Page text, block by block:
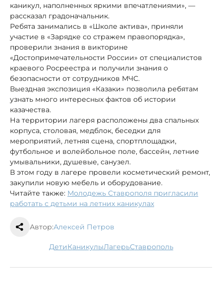
каникул, наполненных яркими впечатлениями», —
рассказал градоначальник.
Ребята занимались в «Школе актива», приняли
участие в «Зарядке со стражем правопорядка»,
проверили знания в викторине
«Достопримечательности России» от специалистов
краевого Росреестра и получили знания о
безопасности от сотрудников МЧС.
Выездная экспозиция «Казаки» позволила ребятам
узнать много интересных фактов об истории
казачества.
На территории лагеря расположены два спальных
корпуса, столовая, медблок, беседки для
мероприятий, летняя сцена, спортплощадки,
футбольное и волейбольное поле, бассейн, летние
умывальники, душевые, санузел.
В этом году в лагере провели косметический ремонт,
закупили новую мебель и оборудование.
Читайте также: Молодежь Ставрополя пригласили
работать с детьми на летних каникулах
Автор:Алексей Петров
дети каникулы лагерь Ставрополь